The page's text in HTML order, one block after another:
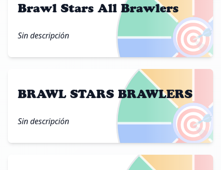
🎯
Brawl Stars All Brawlers
Sin descripción
🎯
BRAWL STARS BRAWLERS
Sin descripción